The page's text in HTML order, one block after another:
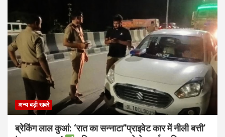
अन्य बड़ी खबरे
ब्रेकिंग लाल कुआं: ‘रात का सन्नाटा”प्राइवेट कार में नीली बत्ती’